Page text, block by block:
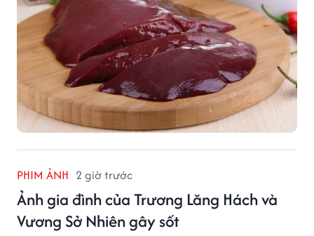
PHIM ẢNH 2 giờ trước
Ảnh gia đình của Trương Lăng Hách và
Vương Sở Nhiên gây sốt